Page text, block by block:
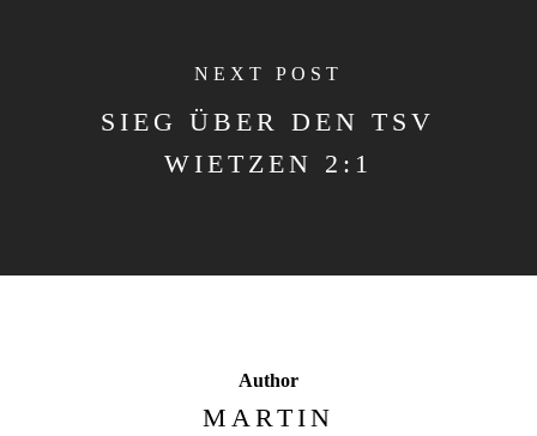
NEXT POST
SIEG ÜBER DEN TSV
WIETZEN 2:1
Author
MARTIN